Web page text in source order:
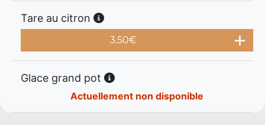
Tare au citron
3.50€
Glace grand pot
Actuellement non disponible